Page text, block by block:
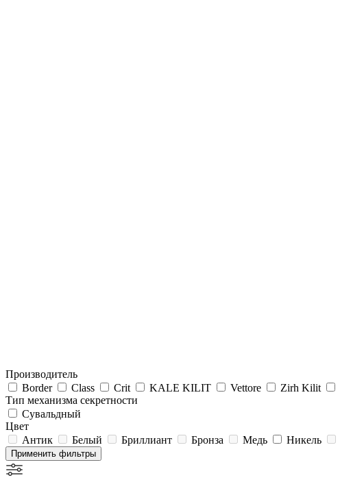
Производитель
Border
Class Crit KALE KILIT Vettore Zirh Kilit
Тип механизма секретности
Сувальдный
Цвет
Антик
Белый Бриллиант Бронза Медь Никель
Применить фильтры